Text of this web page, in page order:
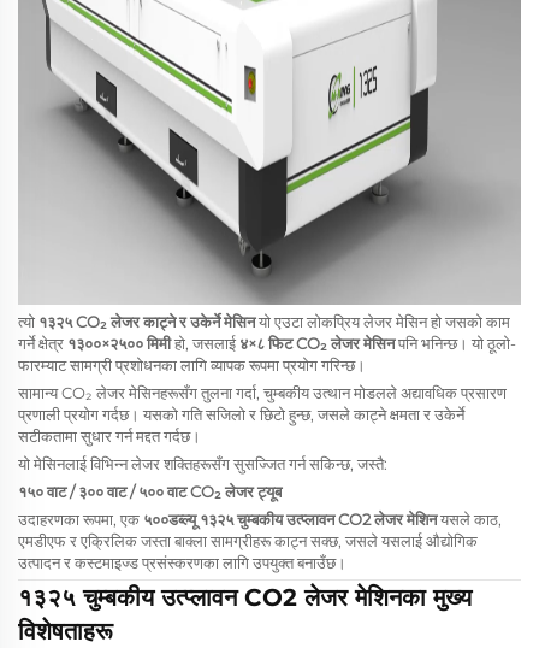
त्यो १३२५ CO₂ लेजर काट्ने र उकेर्ने मेसिनयो एउटा लोकप्रिय लेजर मेसिन हो जसको काम
गर्ने क्षेत्र १३००×२५०० मिमीहो, जसलाई ४×८ फिट CO₂ लेजर मेसिनपनि भनिन्छ। यो ठूलो-
फारम्याट सामग्री प्रशोधनका लागि व्यापक रूपमा प्रयोग गरिन्छ।
सामान्य CO₂ लेजर मेसिनहरूसँग तुलना गर्दा, चुम्बकीय उत्थान मोडलले अद्यावधिक प्रसारण
प्रणाली प्रयोग गर्दछ। यसको गति सजिलो र छिटो हुन्छ, जसले काट्ने क्षमता र उकेर्ने
सटीकतामा सुधार गर्न मद्दत गर्दछ।
यो मेसिनलाई विभिन्न लेजर शक्तिहरूसँग सुसज्जित गर्न सकिन्छ, जस्तै:
१५० वाट / ३०० वाट / ५०० वाट CO₂ लेजर ट्यूब
उदाहरणका रूपमा, एक ५००डब्ल्यू १३२५ चुम्बकीय उत्प्लावन CO2 लेजर मेशिनयसले काठ,
एमडीएफ र एक्रिलिक जस्ता बाक्ला सामग्रीहरू काट्न सक्छ, जसले यसलाई औद्योगिक
उत्पादन र कस्टमाइज्ड प्रसंस्करणका लागि उपयुक्त बनाउँछ।
१३२५ चुम्बकीय उत्प्लावन CO2 लेजर मेशिनका मुख्य
विशेषताहरू